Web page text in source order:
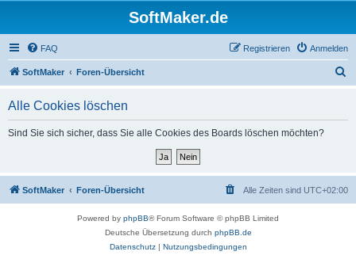
SoftMaker.de
FAQ Anmelden
Registrieren
SoftMaker Foren-Übersicht
Alle Cookies löschen
Sind Sie sich sicher, dass Sie alle Cookies des Boards löschen möchten?
SoftMaker Foren-Übersicht Alle Zeiten sind UTC+02:00
Powered by phpBB® Forum Software © phpBB Limited
Deutsche Übersetzung durch phpBB.de
Datenschutz| Nutzungsbedingungen